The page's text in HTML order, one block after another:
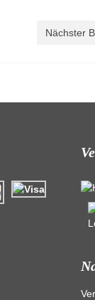
Nächster